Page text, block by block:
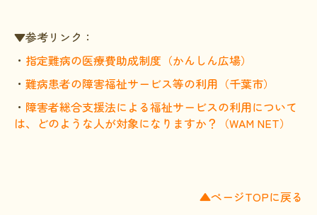
▼参考リンク：
・ 指定難病の医療費助成制度（かんしん広場）
・ 難病患者の障害福祉サービス等の利用（千葉市）
・ 障害者総合支援法による福祉サービスの利用について
は、どのような人が対象になりますか？（WAM NET）
▲ページTOPに戻る